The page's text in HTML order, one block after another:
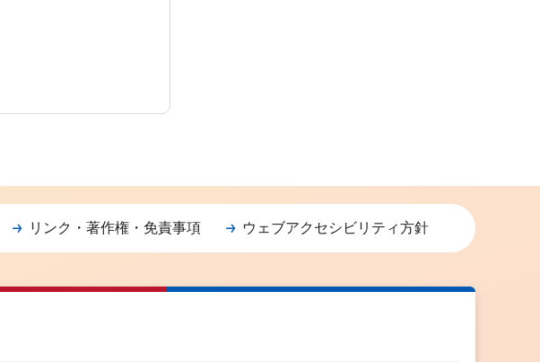
リンク・著作権・免責事項 ウェブアクセシビリティ方針